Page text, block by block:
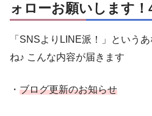
ォローお願いします！
「SNSよりLINE派！」という
ね♪ こんな内容が届きます
・ ブログ更新のお知らせ